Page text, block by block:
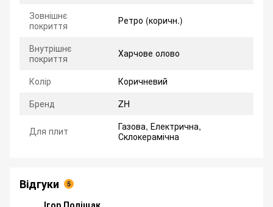
Зовнішнє
покриття
Ретро (коричн.)
Внутрішнє
покриття
Харчове олово
Колір
Коричневий
Бренд
ZH
Для плит
Газова, Електрична,
Склокерамічна
Відгуки 5
Ігор Поліщак